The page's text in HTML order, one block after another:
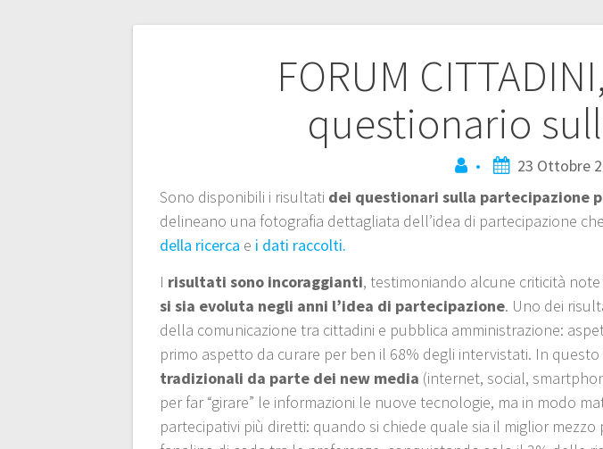
FORUM
questionario
• 23 Ottobre
Sono disponibili i risultati dei questionari sulla partecipazione
delineano una fotografia dettagliata dell’idea di partecipazione
della ricerca e i dati raccolti.
I risultati sono incoraggianti, testimoniando alcune criticità
si sia evoluta negli anni l’idea di partecipazione. Uno dei
della comunicazione tra cittadini e pubblica amministrazione:
primo aspetto da curare per ben il 68% degli intervistati. In
tradizionali da parte dei new media (internet, social,
per far “girare” le informazioni le nuove tecnologie, ma in modo
partecipativi più diretti: quando si chiede quale sia il miglior
Navigazione